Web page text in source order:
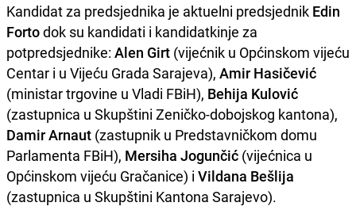
Kandidat za predsjednika je aktuelni predsjednik Edin
Fortodok su kandidati i kandidatkinje za
potpredsjednike: Alen Girt (vijećnik u Općinskom vijeću
Centar i u Vijeću Grada Sarajeva), Amir Hasičević
(ministar trgovine u Vladi FBiH), Behija Kulović
(zastupnica u Skupštini Zeničko-dobojskog kantona),
Damir Arnaut (zastupnik u Predstavničkom domu
Parlamenta FBiH), Mersiha Jogunčić (vijećnica u
Općinskom vijeću Gračanice) i Vildana Bešlija
(zastupnica u Skupštini Kantona Sarajevo).